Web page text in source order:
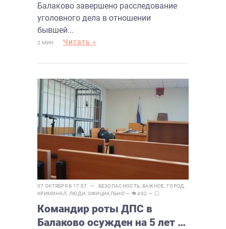
Балаково завершено расследование
уголовного дела в отношении
бывшей...
2 МИН Читать »
07 ОКТЯБРЯ В 17:57 — БЕЗОПАСНОСТЬ ВАЖНОЕ ГОРОД
КРИМИНАЛ
ЛЮДИ ОФИЦИАЛЬНО— 👁 492 —
Командир роты ДПС в
Балаково осужден на 5 лет за